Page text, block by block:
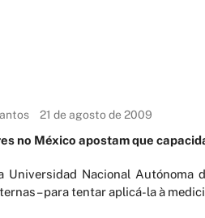
21 de agosto de 2009
no México apostam que
Universidad Nacional Autónoma
– para tentar aplicá-la à